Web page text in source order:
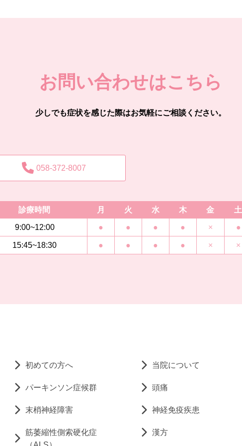
お問い合わせはこちら
少しでも症状を感じた際はお気軽にご相談ください。
058-372-8007
診療時間 月 火 水 木 金 土
9:00~12:00 ● ● ● ● × ●
15:45~18:30 ● ● ● ● × ×
初めての方へ 当院について
パーキンソン症候群 頭痛
末梢神経障害 神経免疫疾患
筋萎縮性側索硬化症
漢方